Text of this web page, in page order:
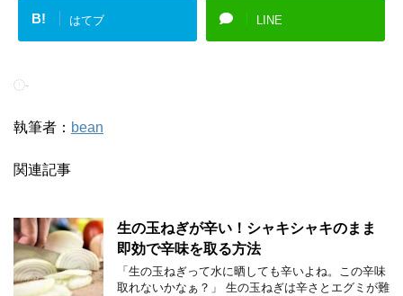
B! はてブ LINE
-
執筆者： bean
関連記事
生の玉ねぎが辛い！シャキシャキのまま
即効で辛味を取る方法
「生の玉ねぎって水に晒しても辛いよね。この辛味
取れないかなぁ？」 生の玉ねぎは辛さとエグミが難